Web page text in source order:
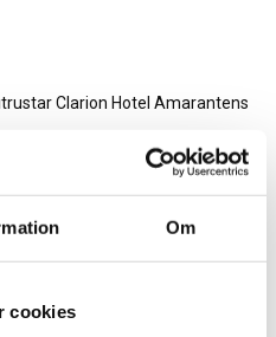
Om
cookies
Clarion Hotel Amarantens
extra semester om de
sjönk med...